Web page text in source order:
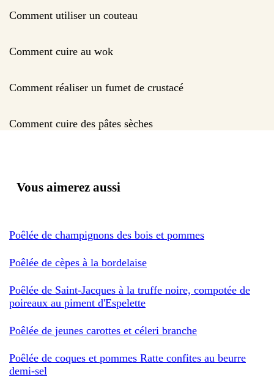
Comment utiliser un couteau
Comment cuire au wok
Comment réaliser un fumet de crustacé
Comment cuire des pâtes sèches
Vous aimerez aussi
Poêlée de champignons des bois et pommes
Poêlée de cèpes à la bordelaise
Poêlée de Saint-Jacques à la truffe noire, compotée de
poireaux au piment d'Espelette
Poêlée de jeunes carottes et céleri branche
Poêlée de coques et pommes Ratte confites au beurre
demi-sel